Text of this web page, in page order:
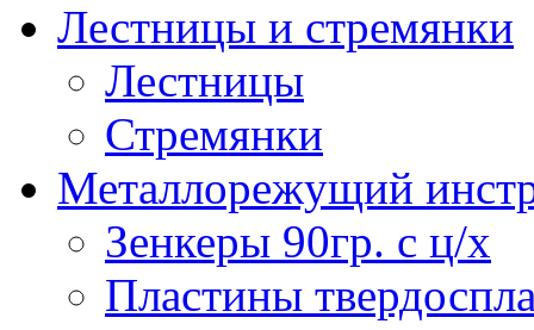
Лестницы и стремянки
Лестницы
Стремянки
Металлорежущий
Зенкеры 90гр. с ц/х
Пластины